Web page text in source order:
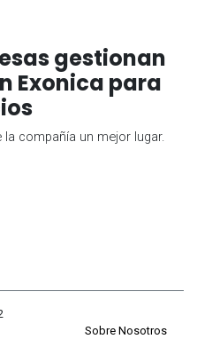
gestionan
Exonica para
compañía un mejor lugar.
Calle 68#92-22
Sobre Nosotros